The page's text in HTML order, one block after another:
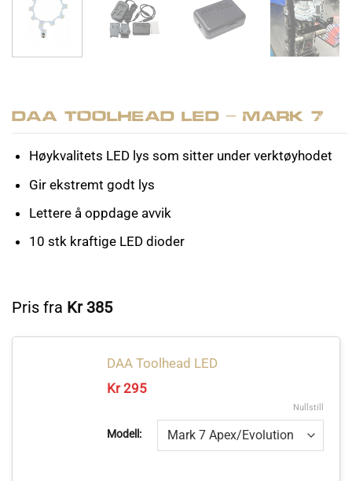
DAA Toolhead LED – Mark 7
Høykvalitets LED lys som sitter under verktøyhodet
Gir ekstremt godt lys
Lettere å oppdage avvik
10 stk kraftige LED dioder
Pris fra Kr 385
DAA Toolhead LED
Kr295
Modell:
Nullstill